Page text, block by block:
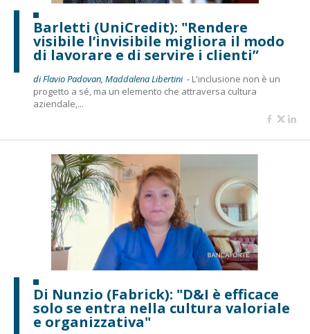
Barletti (UniCredit): "Rendere
visibile l’invisibile migliora il modo
di lavorare e di servire i clienti”
di Flavio Padovan, Maddalena Libertini - L'inclusione non è un
progetto a sé, ma un elemento che attraversa cultura
aziendale,...
Di Nunzio (Fabrick): "D&I è efficace
solo se entra nella cultura valoriale
e organizzativa"